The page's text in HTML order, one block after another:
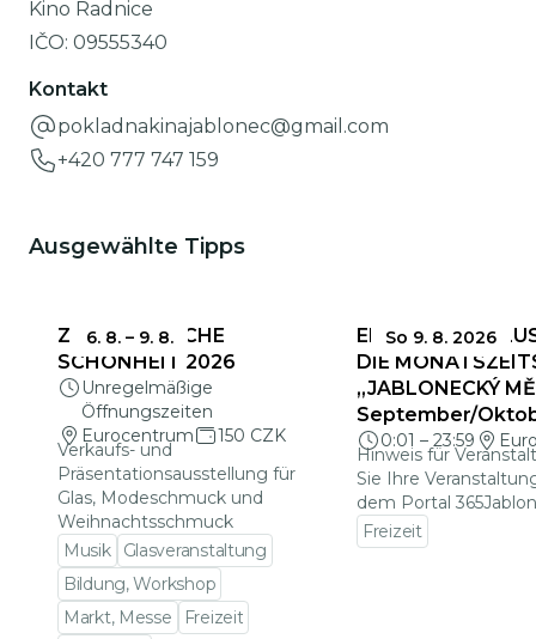
Kino Radnice
IČO: 09555340
Kontakt
pokladnakinajablonec@gmail.com
+420 777 747 159
Ausgewählte Tipps
6. 8. – 9. 8.
ZERBRECHLICHE
SCHÖNHEIT 2026
Unregelmäßige
Öffnungszeiten
Eurocentrum
150 CZK
Verkaufs- und
Präsentationsausstellung für
Glas, Modeschmuck und
Weihnachtsschmuck
Musik
Glasveranstaltung
Bildung, Workshop
Markt, Messe
Freizeit
So 9. 8. 2026
DIE
„JABLONECKÝ
September/
0:01 – 23:59
Hinweis für
Sie Ihre
dem Portal
Freizeit